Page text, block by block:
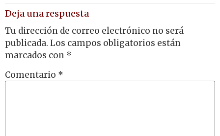
Deja una respuesta
Tu dirección de correo electrónico no será
publicada. Los campos obligatorios están
marcados con *
Comentario *